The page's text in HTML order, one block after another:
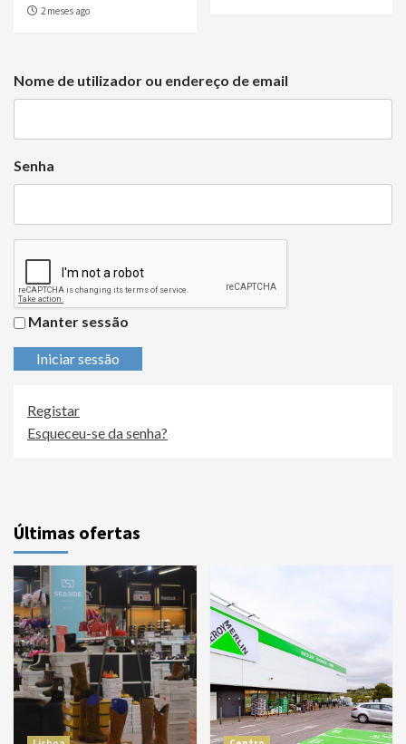
2 meses ago
Nome de utilizador ou endereço de email
Senha
Manter sessão
Iniciar sessão
Registar
Esqueceu-se da senha?
Últimas ofertas